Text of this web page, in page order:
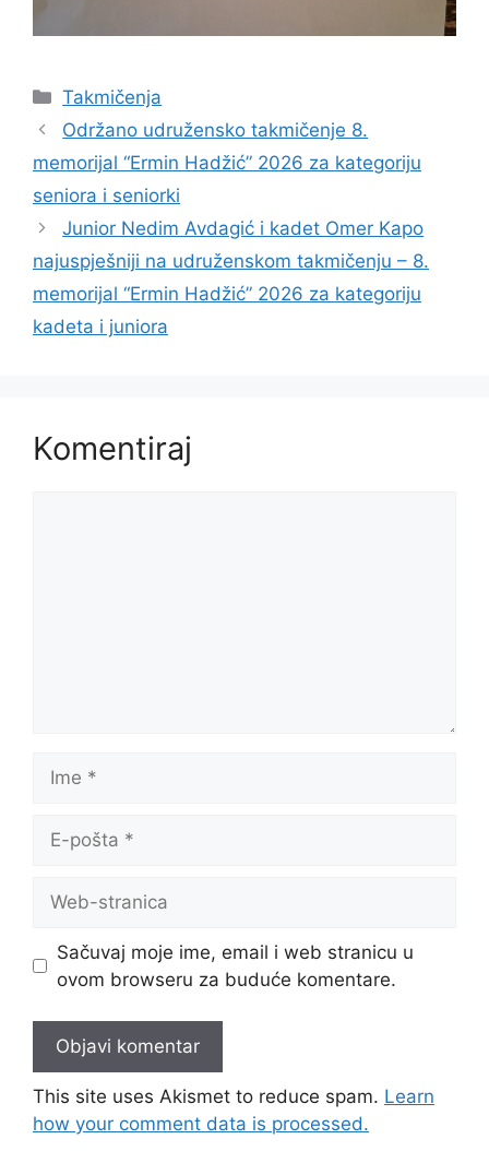
Takmičenja
Održano udružensko takmičenje 8.
memorijal “Ermin Hadžić” 2026 za kategoriju
seniora i seniorki
Junior Nedim Avdagić i kadet Omer Kapo
najuspješniji na udruženskom takmičenju – 8.
memorijal “Ermin Hadžić” 2026 za kategoriju
kadeta i juniora
Komentiraj
Sačuvaj moje ime, email i web stranicu u
ovom browseru za buduće komentare.
This site uses Akismet to reduce spam. Learn
how your comment data is processed.